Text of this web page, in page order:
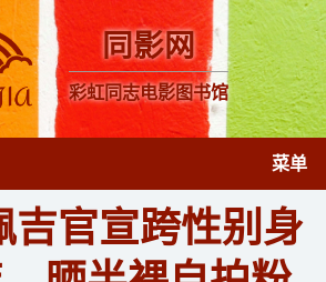
同影网
彩虹同志电影图书馆
菜单
吉官宣跨性别身